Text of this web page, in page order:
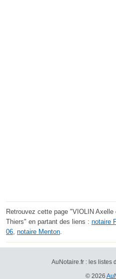
Retrouvez cette page "VIOLIN
Thiers" en partant des liens : notaire
06, notaire Menton.
AuNotaire.fr : les listes
© 2026